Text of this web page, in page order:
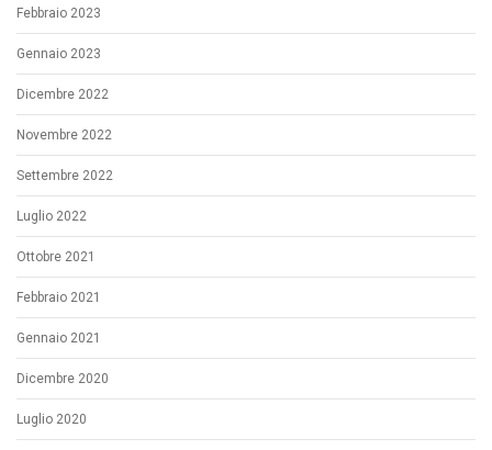
Febbraio 2023
Gennaio 2023
Dicembre 2022
Novembre 2022
Settembre 2022
Luglio 2022
Ottobre 2021
Febbraio 2021
Gennaio 2021
Dicembre 2020
Luglio 2020